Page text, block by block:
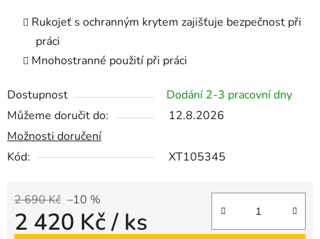
Rukojeť s ochranným krytem zajišťuje bezpečnost při
práci
Mnohostranné použití při práci
Dostupnost
Dodání 2-3 pracovní dny
Můžeme doručit do:
12.8.2026
Možnosti doručení
Kód:
XT105345
2 690 Kč –10 %
2 420 Kč/ ks